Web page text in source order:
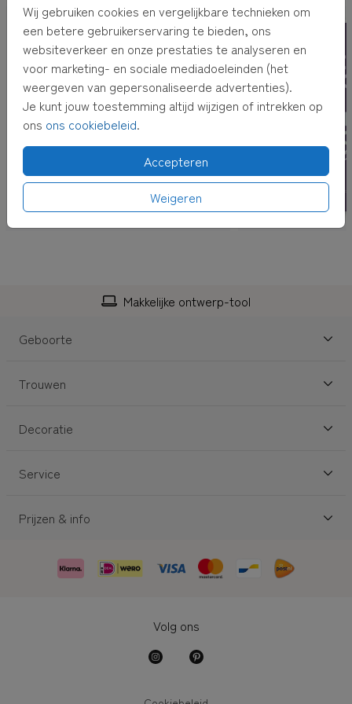
Wij gebruiken cookies en vergelijkbare technieken om
een betere gebruikerservaring te bieden, ons
websiteverkeer en onze prestaties te analyseren en
voor marketing- en sociale mediadoeleinden (het
weergeven van gepersonaliseerde advertenties).
Je kunt jouw toestemming altijd wijzigen of intrekken op
ons ons cookiebeleid.
Accepteren
Weigeren
Kies je voorrechtstreeks verzenden, dan versturen wij de
kaarten voor je inclusief envelop en postzegel! De
adressen kun je bij het afrekenen invullen.
TIP:Adressen altijd bij de hand hebben? Verzamel dan
adressen in jeeigen adresboek
Makkelijke ontwerp-tool
Geboorte
Trouwen
Decoratie
Service
Prijzen & info
Volg ons